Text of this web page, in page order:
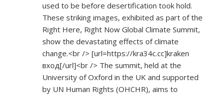
used to be before desertification took hold.
These striking images, exhibited as part of the
Right Here, Right Now Global Climate Summit,
show the devastating effects of climate
change.<br /> [url=https://kra34c.cc]kraken
вход[/url]<br /> The summit, held at the
University of Oxford in the UK and supported
by UN Human Rights (OHCHR), aims to